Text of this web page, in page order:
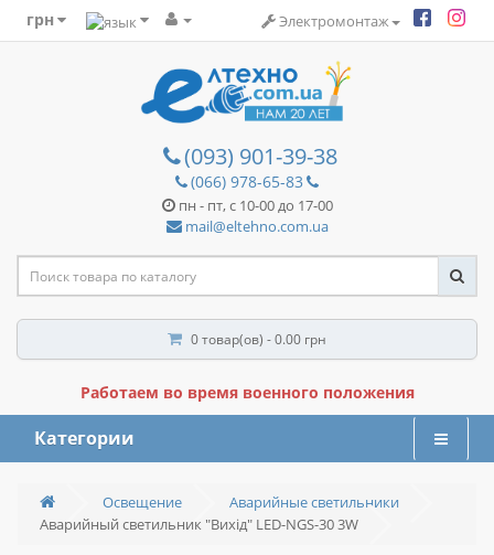
грн Электромонтаж
(093) 901-39-38
(066) 978-65-83
пн - пт, с 10-00 до 17-00
mail@eltehno.com.ua
0 товар(ов) - 0.00 грн
Работаем во время военного положения
Категории
Освещение
Аварийные светильники
Аварийный светильник "Вихід" LED-NGS-30 3W